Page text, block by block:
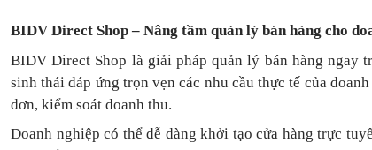
BIDV Direct Shop – Nâng tầm quản lý bán hàng cho
BIDV Direct Shop là giải pháp quản lý bán hàng
sinh thái đáp ứng trọn vẹn các nhu cầu thực tế của
đơn, kiểm soát doanh thu.
Doanh nghiệp có thể dễ dàng khởi tạo cửa hàng trực